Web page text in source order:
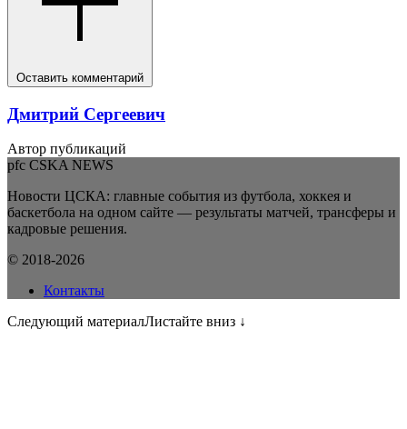
Оставить комментарий
Дмитрий Сергеевич
Автор публикаций
pfc CSKA NEWS
Новости ЦСКА: главные события из футбола, хоккея и
баскетбола на одном сайте — результаты матчей, трансферы и
кадровые решения.
© 2018-2026
Контакты
Следующий материалЛистайте вниз ↓